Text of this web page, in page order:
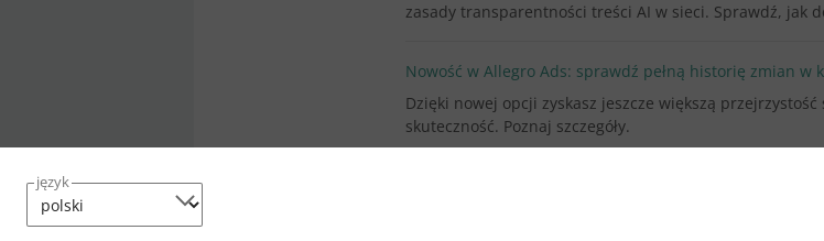
język
zasady transparentności treści AI w sieci. Sprawdź, jak
Nowość w Allegro Ads: sprawdź pełną historię zmian w
Dzięki nowej opcji zyskasz jeszcze większą
skuteczność. Poznaj szczegóły.